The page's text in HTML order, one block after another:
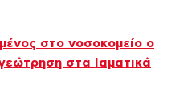
στο νοσοκομείο ο
στα Ιαματικά